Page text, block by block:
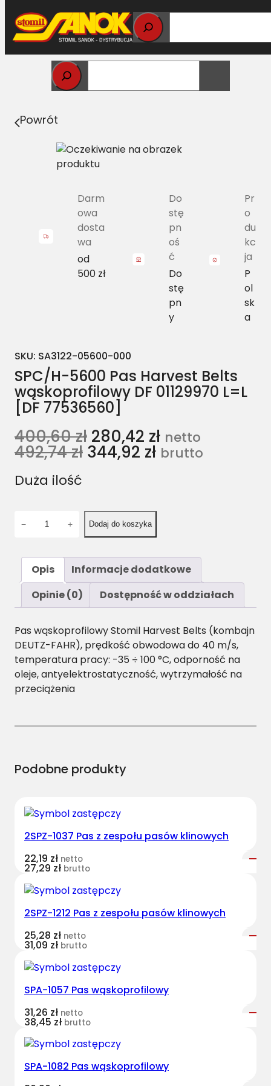
Przejdź
do
treści
Strona główna>
wąskoprofilowy DF 01129970 L=L [DF 77536560]
Powrót
Darm
owa
dosta
wa
od
500 zł
Do
stę
pn
oś
ć
Do
stę
pn
y
Pr
o
du
kc
ja
P
ol
sk
a
SKU: SA3122-05600-000
SPC/H-5600 Pas Harvest Belts
wąskoprofilowy DF 01129970 L=L
[DF 77536560]
400,60zł 280,42 zł netto
492,74zł 344,92 zł brutto
Duża ilość
P
/
H
-
5
6
s
− + Dodaj do koszyka
Opis
Informacje dodatkowe
Opinie (0)
Dostępność w oddziałach
Pas wąskoprofilowy Stomil Harvest Belts (kombajn
DEUTZ-FAHR), prędkość obwodowa do 40 m/s,
temperatura pracy: -35 ÷ 100 °C, odporność na
oleje, antyelektrostatyczność, wytrzymałość na
przeciążenia
Podobne produkty
2SPZ-1037 Pas z zespołu pasów klinowych
22,19 zł netto
27,29 zł brutto
2SPZ-1212 Pas z zespołu pasów klinowych
25,28 zł netto
31,09 zł brutto
SPA-1057 Pas wąskoprofilowy
31,26 zł netto
38,45 zł brutto
SPA-1082 Pas wąskoprofilowy